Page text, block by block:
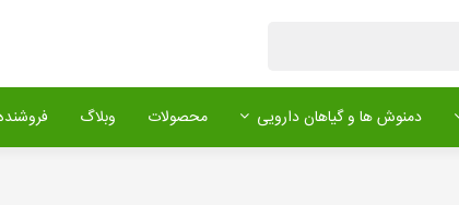
دمنوش ها و گیاهان دارویی محصولات وبلاگ